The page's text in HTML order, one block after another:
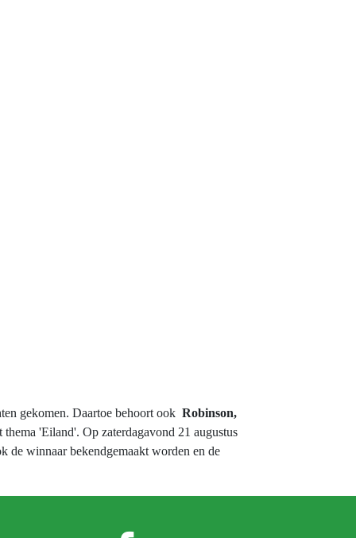
gekomen. Daartoe behoort ook Robinson,
'Eiland'. Op zaterdagavond 21 augustus
de winnaar bekendgemaakt worden en de